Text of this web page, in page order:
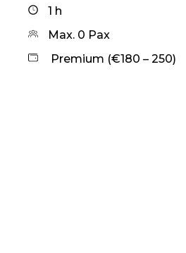
1 h
Max. 0 Pax
Premium (€180 – 250)